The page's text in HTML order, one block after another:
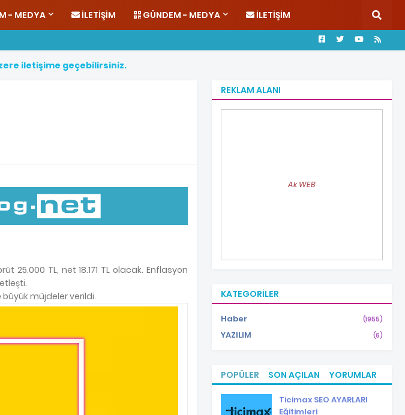
- MEDYA İLETIŞIM GÜNDEM - MEDYA İLETIŞIM
ere iletişime geçebilirsiniz.
25.000 TL, net 18.171 TL olacak. Enflasyon
müjdeler verildi.
REKLAM ALANI
Ak WEB
KATEGORILER
Haber (1955)
YAZILIM (6)
POPÜLER SON AÇILAN YORUMLAR
Ticimax SEO AYARLARI
Eğitimleri